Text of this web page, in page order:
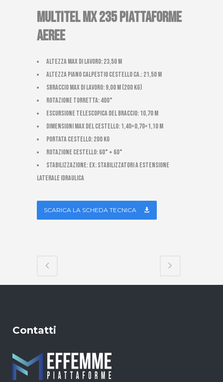
MULTITEL MX 235 PIATTAFORME
AEREE
Altezza max di lavoro: 23,50 m
Altezza piano calpestio cestello ca.: 21,50 m
Sbraccio max di lavoro: 9,00 m (200 Kg)
Rotazione torretta: 400°
Escursione telescopica del braccio: 10,70 m
Dimensioni max del cestello: 1,40×0,70×1,10 m
Portata cestello: 200 kg
Rotazione cestello: 60° + 60°
Stabilizzazione: EX: stabilizzatori a estensione
laterale idraulica
SCARICA LA SCHEDA TECNICA
Contatti